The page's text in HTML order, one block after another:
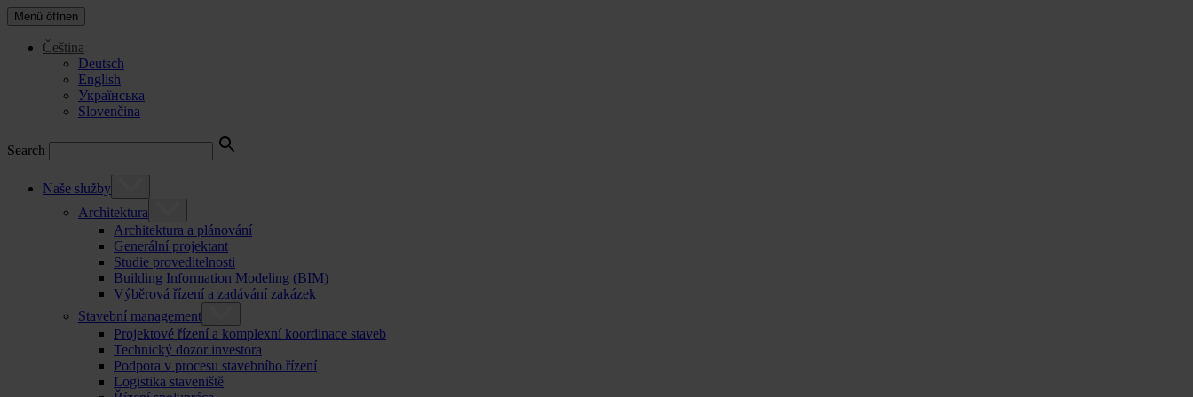
Menü öffnen
Čeština
Deutsch
English
Українська
Slovenčina
Search
Naše služby
Architektura
Architektura a plánování
Generální projektant
Studie proveditelnosti
Building Information Modeling (BIM)
Výběrová řízení a zadávání zakázek
Stavební management
Projektové řízení a komplexní koordinace staveb
Technický dozor investora
Podpora v procesu stavebního řízení
Logistika staveniště